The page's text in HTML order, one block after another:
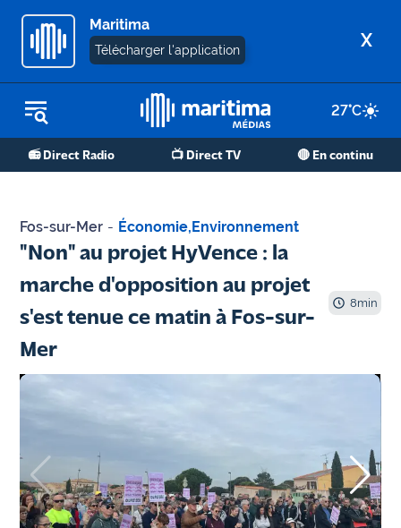
Maritima
Télécharger l'application X
27°C
📻 Direct Radio 📺 Direct TV 🔴 En continu
REPLAY RADIO
REPLAY TV
Martigues
de Berre
Marseille
- Aix
Faits
divers
Fos-sur-Mer - Économie,Environnement
"Non" au projet HyVence : la
marche d'opposition au projet
s'est tenue ce matin à Fos-sur-
Mer
8min